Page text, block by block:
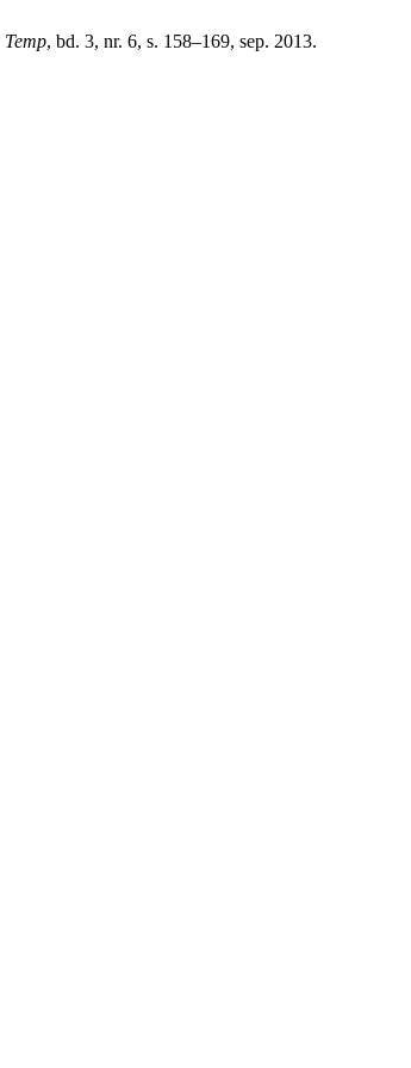
Temp, bd. 3, nr. 6, s. 158–169, sep. 2013.